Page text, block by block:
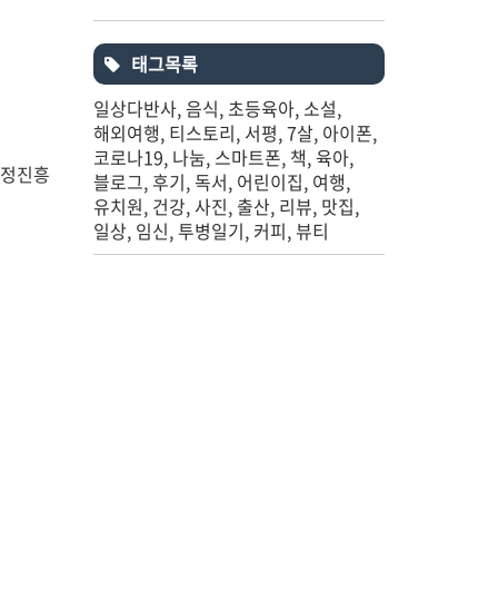
진흥
태그목록
일상다반사 음식 초등육아 소설
해외여행 티스토리 서평 7살 아이폰
코로나19 나눔 스마트폰 책 육아
블로그 후기 독서 어린이집 여행
유치원 건강 사진 출산 리뷰 맛집
일상 임신 투병일기 커피 뷰티